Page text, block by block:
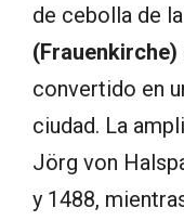
de cebolla de la
(Frauenkirche)
convertido en
ciudad. La
Jörg von
y 1488,